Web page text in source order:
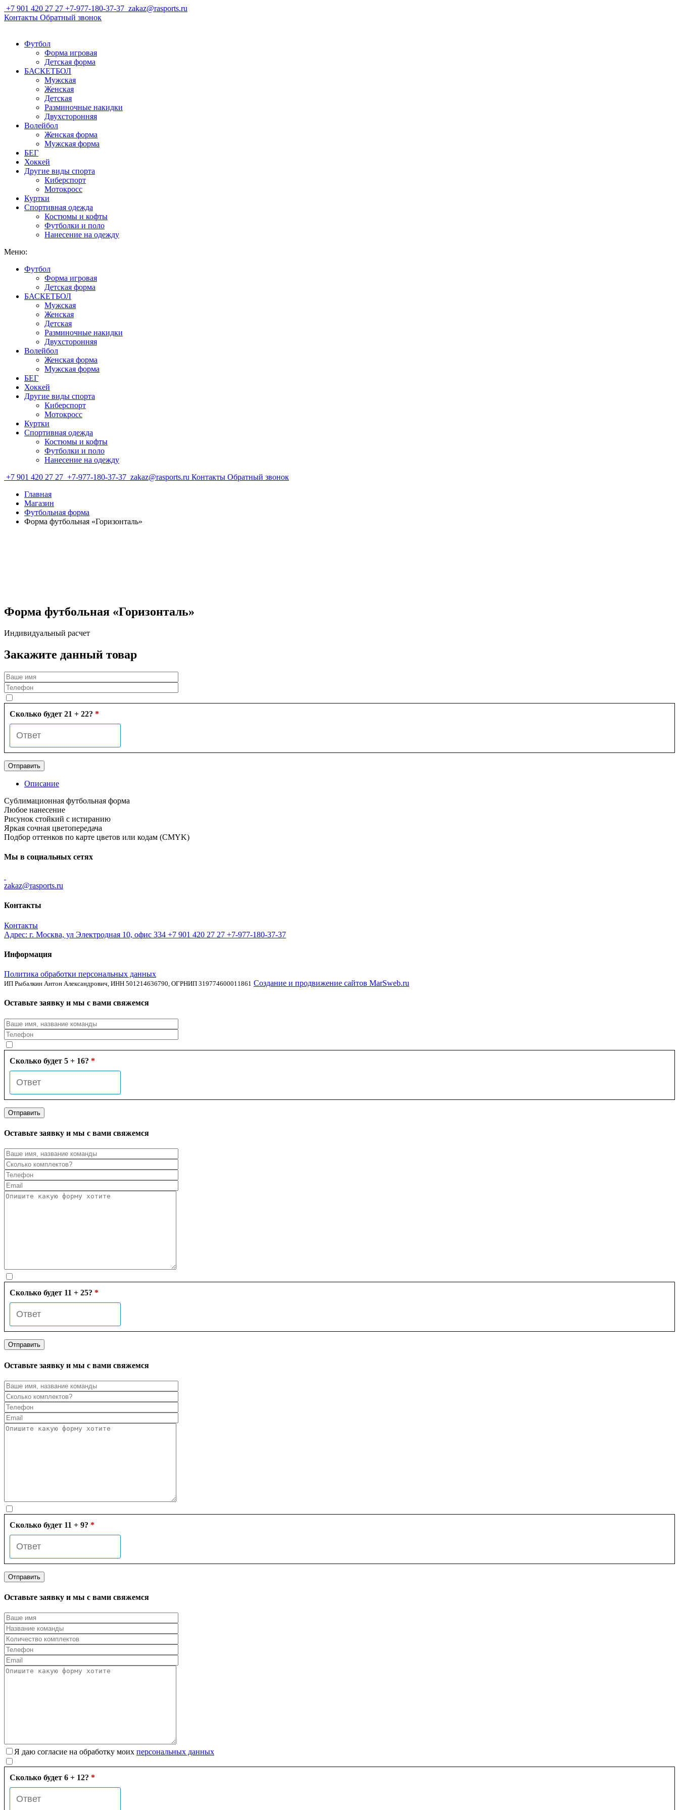
+7 901 420 27 27 +7-977-180-37-37 zakaz@rasports.ru
Контакты Обратный звонок
Футбол
Форма игровая
Детская форма
БАСКЕТБОЛ
Мужская
Женская
Детская
Разминочные накидки
Двухсторонняя
Волейбол
Женская форма
Мужская форма
БЕГ
Хоккей
Другие виды спорта
Киберспорт
Мотокросс
Куртки
Спортивная одежда
Костюмы и кофты
Футболки и поло
Нанесение на одежду
Меню:
Футбол
Форма игровая
Детская форма
БАСКЕТБОЛ
Мужская
Женская
Детская
Разминочные накидки
Двухсторонняя
Волейбол
Женская форма
Мужская форма
БЕГ
Хоккей
Другие виды спорта
Киберспорт
Мотокросс
Куртки
Спортивная одежда
Костюмы и кофты
Футболки и поло
Нанесение на одежду
+7 901 420 27 27 +7-977-180-37-37 zakaz@rasports.ru Контакты Обратный звонок
Главная
Магазин
Футбольная форма
Форма футбольная «Горизонталь»
Форма футбольная «Горизонталь»
Индивидуальный расчет
Закажите данный товар
Сколько будет 21 + 22? *
Описание
Сублимационная футбольная форма
Любое нанесение
Рисунок стойкий с истиранию
Яркая сочная цветопередача
Подбор оттенков по карте цветов или кодам (CMYK)
Мы в социальных сетях
zakaz@rasports.ru
Контакты
Контакты
Адрес: г. Москва, ул Электродная 10, офис 334 +7 901 420 27 27 +7-977-180-37-37
Информация
Политика обработки персональных данных
ИП Рыбалкин Антон Александрович, ИНН 501214636790, ОГРНИП 319774600011861 Создание и продвижение сайтов MarSweb.ru
Оставьте заявку и мы с вами свяжемся
Сколько будет 5 + 16? *
Оставьте заявку и мы с вами свяжемся
Сколько будет 11 + 25? *
Оставьте заявку и мы с вами свяжемся
Сколько будет 11 + 9? *
Оставьте заявку и мы с вами свяжемся
Я даю согласие на обработку моих персональных данных
Сколько будет 6 + 12? *